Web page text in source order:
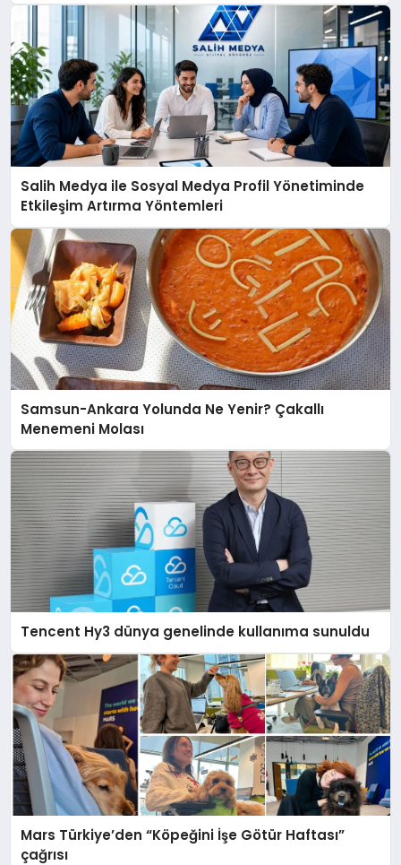
Salih Medya ile Sosyal Medya Profil Yönetiminde
Etkileşim Artırma Yöntemleri
Samsun-Ankara Yolunda Ne Yenir? Çakallı
Menemeni Molası
Tencent Hy3 dünya genelinde kullanıma sunuldu
Mars Türkiye’den “Köpeğini İşe Götür Haftası”
çağrısı